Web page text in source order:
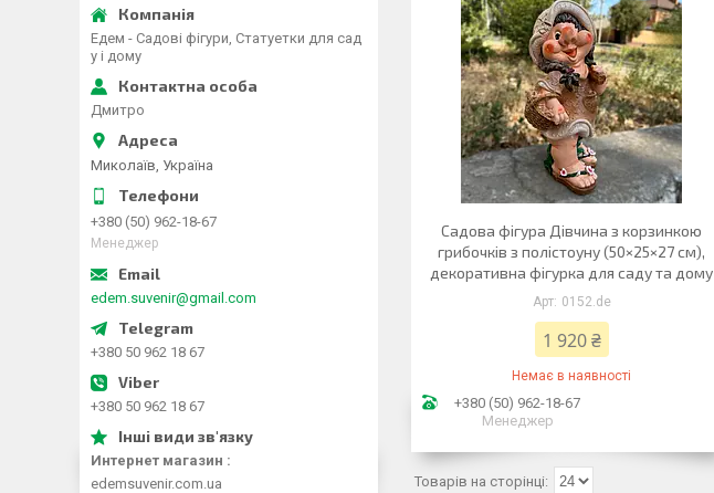
Садова фігура Дівчина з корзинкою
грибочків з полістоуну (50×25×27 см),
декоративна фігурка для саду та дому
0152.de
1 920 ₴
Немає в наявності
+380 (50) 962-18-67
Менеджер
Едем - Садові фігури, Статуетки для сад
у і дому
Дмитро
Миколаїв, Україна
+380 (50) 962-18-67
Менеджер
edem.suvenir@gmail.com
+380 50 962 18 67
+380 50 962 18 67
Интернет магазин
edemsuvenir.com.ua